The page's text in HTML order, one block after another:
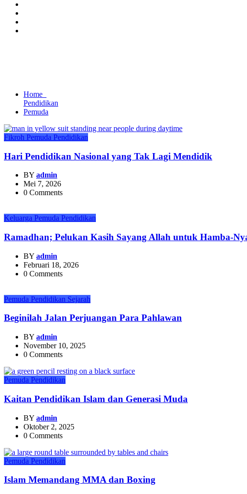
Home
Pendidikan
Pemuda
Fikroh Pemuda Pendidikan
Hari Pendidikan Nasional yang Tak Lagi Mendidik
BY admin
Mei 7, 2026
0 Comments
Keluarga Pemuda Pendidikan
Ramadhan; Pelukan Kasih Sayang Allah untuk Hamba-
BY admin
Februari 18, 2026
0 Comments
Pemuda Pendidikan Sejarah
Beginilah Jalan Perjuangan Para Pahlawan
BY admin
November 10, 2025
0 Comments
Pemuda Pendidikan
Kaitan Pendidikan Islam dan Generasi Muda
BY admin
Oktober 2, 2025
0 Comments
Pemuda Pendidikan
Islam Memandang MMA dan Boxing